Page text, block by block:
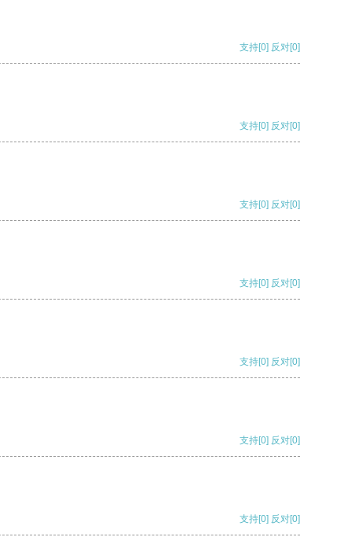
支持[0] 反对[0]
支持[0] 反对[0]
支持[0] 反对[0]
支持[0] 反对[0]
支持[0] 反对[0]
支持[0] 反对[0]
支持[0] 反对[0]